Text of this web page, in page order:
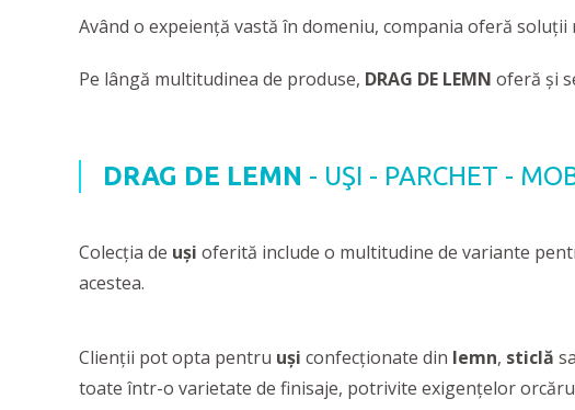
Având o expeienţă vastă în domeniu, compania oferă
Pe lângă multitudinea de produse, DRAG DE LEMN oferă şi
DRAG DE LEMN - UŞI - PARCHET -
Colecția de uşi oferită include o multitudine de variante
acestea.
Clienţii pot opta pentru uşi confecţionate din lemn, sticlă
toate într-o varietate de finisaje, potrivite exigenţelor